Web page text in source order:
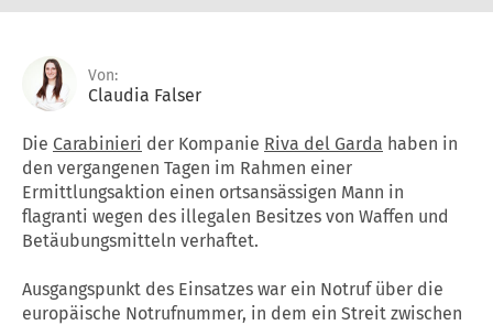
Von:
Claudia Falser
Die Carabinieri der Kompanie Riva del Garda haben in
den vergangenen Tagen im Rahmen einer
Ermittlungsaktion einen ortsansässigen Mann in
flagranti wegen des illegalen Besitzes von Waffen und
Betäubungsmitteln verhaftet.
Ausgangspunkt des Einsatzes war ein Notruf über die
europäische Notrufnummer, in dem ein Streit zwischen